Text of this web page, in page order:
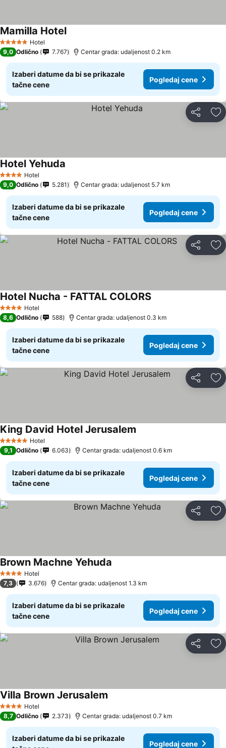
5 ZvezdiceHotel
Mamilla Hotel
9,0 Odlično 7.767 Centar grada: udaljenost 0.2 km
Izaberi datume da bi se prikazale
tačne cene
Pogledaj cene
Deli
4 ZvezdiceHotel
Hotel Yehuda
9,0 Odlično 5.281 Centar grada: udaljenost 5.7 km
Izaberi datume da bi se prikazale
tačne cene
Pogledaj cene
Deli
4 ZvezdiceHotel
Hotel Nucha - FATTAL COLORS
8,6 Odlično 588 Centar grada: udaljenost 0.3 km
Izaberi datume da bi se prikazale
tačne cene
Pogledaj cene
Deli
5 ZvezdiceHotel
King David Hotel Jerusalem
9,1 Odlično 6.063 Centar grada: udaljenost 0.6 km
Izaberi datume da bi se prikazale
tačne cene
Pogledaj cene
Deli
4 ZvezdiceHotel
Brown Machne Yehuda
7,3 3.676 Centar grada: udaljenost 1.3 km
Izaberi datume da bi se prikazale
tačne cene
Pogledaj cene
Deli
4 ZvezdiceHotel
Villa Brown Jerusalem
8,7 Odlično 2.373 Centar grada: udaljenost 0.7 km
Izaberi datume da bi se prikazale
Pogledaj cene